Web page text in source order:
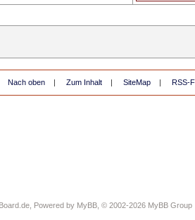
Nach oben | Zum Inhalt | SiteMap | RSS-
, Powered by MyBB , © 2002-2026 MyBB Group